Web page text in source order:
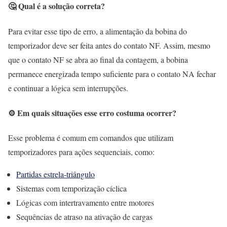
🤔 Qual é a solução correta?
Para evitar esse tipo de erro, a alimentação da bobina do
temporizador deve ser feita antes do contato NF. Assim, mesmo
que o contato NF se abra ao final da contagem, a bobina
permanece energizada tempo suficiente para o contato NA fechar
e continuar a lógica sem interrupções.
⚙️ Em quais situações esse erro costuma ocorrer?
Esse problema é comum em comandos que utilizam
temporizadores para ações sequenciais, como:
Partidas estrela-triângulo
Sistemas com temporização cíclica
Lógicas com intertravamento entre motores
Sequências de atraso na ativação de cargas